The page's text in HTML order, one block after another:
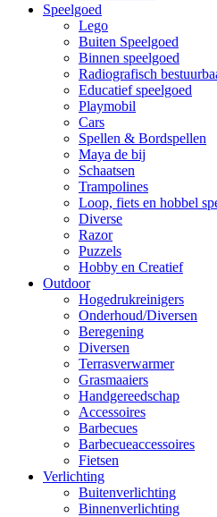
Speelgoed
Lego
Buiten Speelgoed
Binnen speelgoed
Radiografisch
Educatief speelgoed
Playmobil
Cars
Spellen & Bordspellen
Maya de bij
Schaatsen
Trampolines
Loop, fiets en hobbel
Diverse
Razor
Puzzels
Hobby en Creatief
Outdoor
Hogedrukreinigers
Onderhoud/Diversen
Beregening
Diversen
Terrasverwarmer
Grasmaaiers
Handgereedschap
Accessoires
Barbecues
Barbecueaccessoires
Fietsen
Verlichting
Buitenverlichting
Binnenverlichting